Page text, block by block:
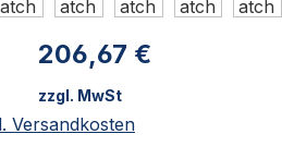
206,67 €
zzgl. MwSt
Versandkosten